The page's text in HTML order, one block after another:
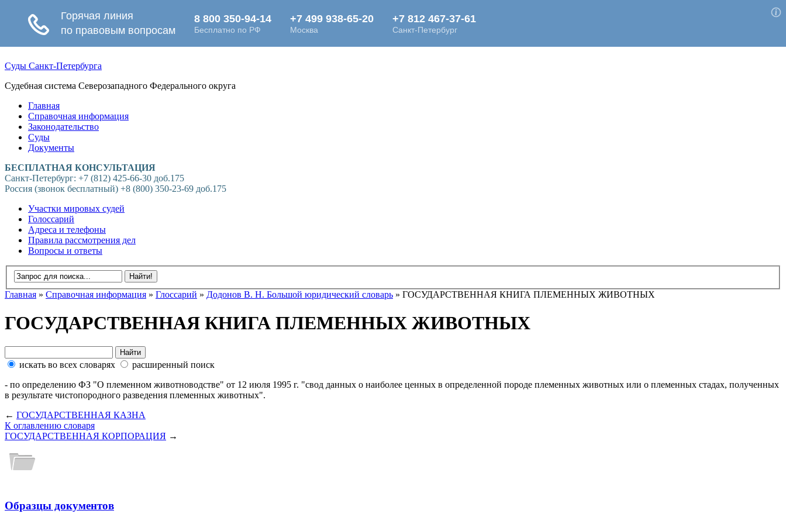
Суды Санкт-Петербурга
Судебная система Северозападного Федерального округа
Главная
Справочная информация
Законодательство
Суды
Документы
БЕСПЛАТНАЯ КОНСУЛЬТАЦИЯ
Санкт-Петербург: +7 (812) 425-66-30 доб.175
Россия (звонок бесплатный) +8 (800) 350-23-69 доб.175
Участки мировых судей
Голоссарий
Адреса и телефоны
Правила рассмотрения дел
Вопросы и ответы
Главная » Справочная информация » Глоссарий » Додонов В. Н. Большой юридический словарь » ГОСУДАРСТВЕННАЯ КНИГА ПЛЕМЕННЫХ ЖИВОТНЫХ
ГОСУДАРСТВЕННАЯ КНИГА ПЛЕМЕННЫХ ЖИВОТНЫХ
искать во всех словарях
расширенный поиск
- по определению ФЗ "О племенном животноводстве" от 12 июля 1995 г. "свод данных о наиболее ценных в определенной породе племенных животных или о племенных стадах, полученных
в результате чистопородного разведения племенных животных".
← ГОСУДАРСТВЕННАЯ КАЗНА
К оглавлению словаря
ГОСУДАРСТВЕННАЯ КОРПОРАЦИЯ →
Образцы документов